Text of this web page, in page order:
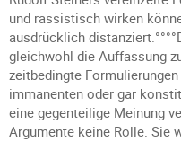
und rassistisch wirken
ausdrücklich
gleichwohl die Auffassung
zeitbedingte
immanenten oder gar
eine gegenteilige Meinung
Argumente keine Rolle. Sie